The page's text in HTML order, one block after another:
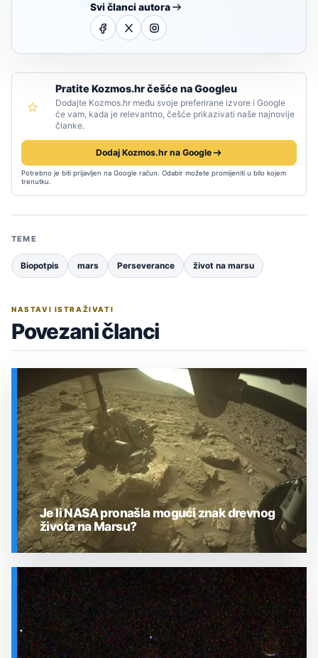
Svi članci autora
Pratite Kozmos.hr češće na Googleu
Dodajte Kozmos.hr među svoje preferirane izvore i Google
će vam, kada je relevantno, češće prikazivati naše najnovije
članke.
Dodaj Kozmos.hr na Google
Potrebno je biti prijavljen na Google račun. Odabir možete promijeniti u bilo kojem
trenutku.
TEME
Biopotpis mars Perseverance život na marsu
NASTAVI ISTRAŽIVATI
Povezani članci
SVEMIR
Je li NASA pronašla mogući znak drevnog
života na Marsu?